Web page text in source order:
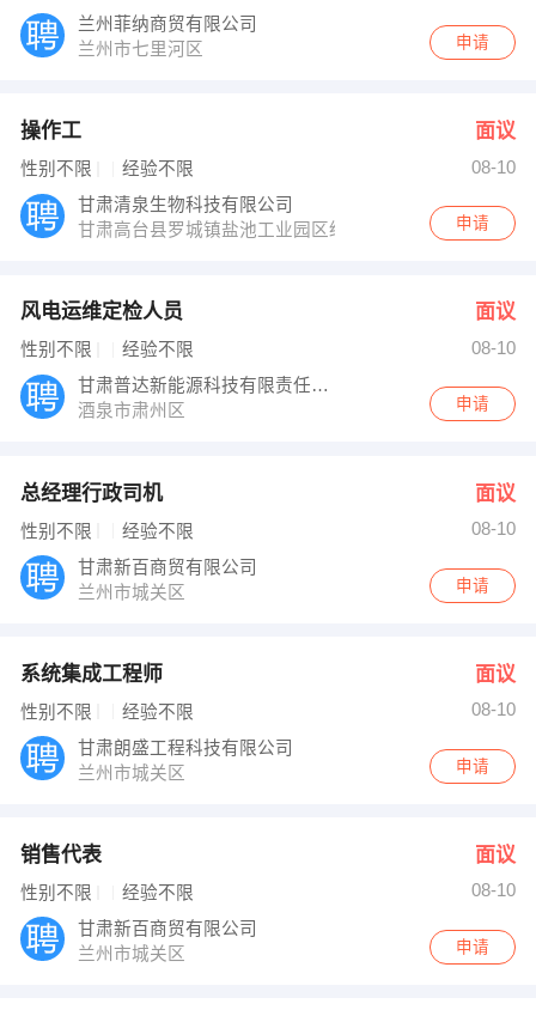
兰州菲纳商贸有限公司
兰州市七里河区
申请
操作工 面议
性别不限 经验不限
08-10
甘肃清泉生物科技有限公司
甘肃高台县罗城镇盐池工业园区经五路西侧
申请
风电运维定检人员 面议
性别不限 经验不限
08-10
甘肃普达新能源科技有限责任公司
酒泉市肃州区
申请
总经理行政司机 面议
性别不限 经验不限
08-10
甘肃新百商贸有限公司
兰州市城关区
申请
系统集成工程师 面议
性别不限 经验不限
08-10
甘肃朗盛工程科技有限公司
兰州市城关区
申请
销售代表 面议
性别不限 经验不限
08-10
甘肃新百商贸有限公司
兰州市城关区
申请